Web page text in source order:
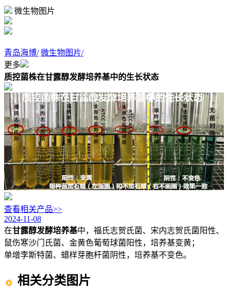
微生物图片
青岛海博/ 微生物图片/
更多
质控菌株在甘露醇发酵培养基中的生长状态
查看相关产品>>
2024-11-08
在甘露醇发酵培养基中，福氏志贺氏菌、宋内志贺氏菌阳性、
鼠伤寒沙门氏菌、金黄色葡萄球菌阳性，培养基变黄；
单增李斯特菌、蜡样芽胞杆菌阴性，培养基不变色。
相关分类图片